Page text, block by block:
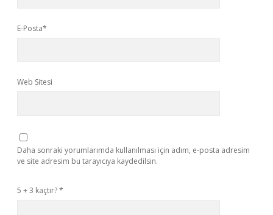
E-Posta*
Web Sitesi
Daha sonraki yorumlarımda kullanılması için adım, e-posta adresim
ve site adresim bu tarayıcıya kaydedilsin.
5 + 3 kaçtır?*